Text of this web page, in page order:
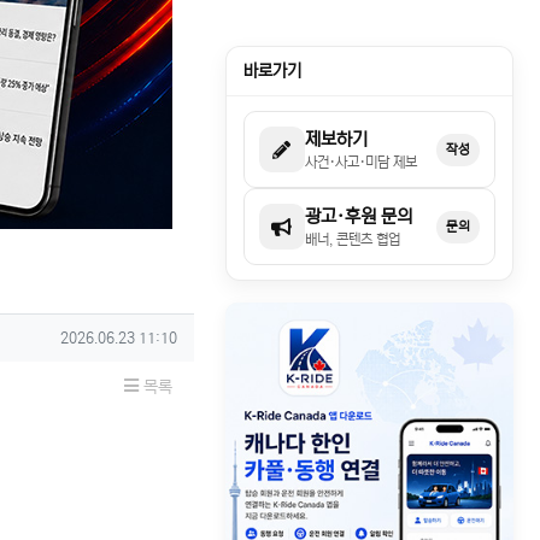
작성일
2026.06.23 11:10
목록
바로가기
제보하기
사건·사고·미담 제보
작성
광고·후원 문의
배너, 콘텐츠 협업
문의